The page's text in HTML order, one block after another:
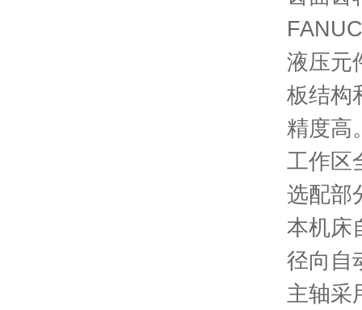
液压元
板结构
精度高
工作区
选配部
本机床
径向自
主轴采